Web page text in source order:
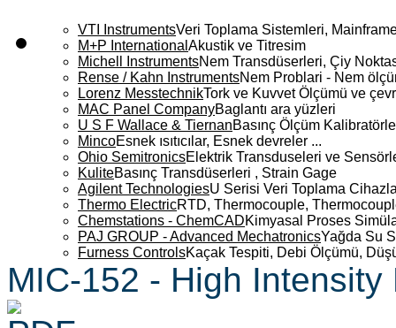
VTI InstrumentsVeri Toplama Sistemleri,
M+P International Akustik ve Titresim
Michell InstrumentsNem Transdüserleri, Çiy
Rense / Kahn InstrumentsNem Problari - Nem
Lorenz MesstechnikTork ve Kuvvet Ölçümü ve
MAC Panel CompanyBaglantı ara yüzleri
U S F Wallace & TiernanBasınç Ölçüm
MincoEsnek ısıtıcılar, Esnek devreler ...
Ohio SemitronicsElektrik Transduseleri ve
KuliteBasınç Transdüserleri , Strain Gage
Agilent TechnologiesU Serisi Veri Toplama
Thermo ElectricRTD, Thermocouple,
Chemstations - ChemCADKimyasal Proses
PAJ GROUP - Advanced MechatronicsYağda Su
Furness ControlsKaçak Tespiti, Debi Ölçümü,
MIC-152 - High Intensity